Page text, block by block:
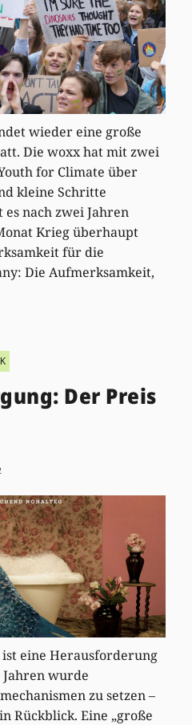
wieder eine große
Die woxx hat mit zwei
for Climate über
kleine Schritte
nach zwei Jahren
Krieg überhaupt
für die
Die Aufmerksamkeit,
Der Preis
eine Herausforderung
wurde
zu setzen –
Rückblick. Eine „große